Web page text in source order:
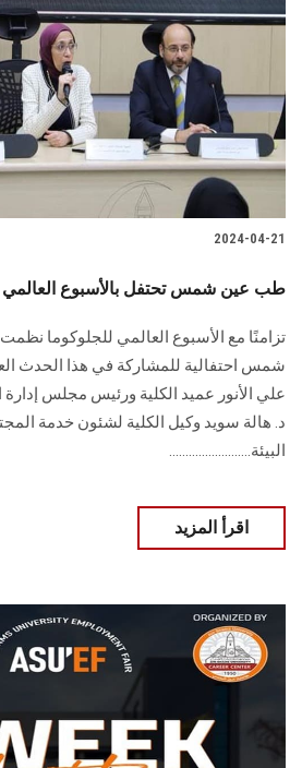
2024-04-21
طب عين شمس تحتفل بالأسبوع العالمي
تزامنًا مع الأسبوع العالمي للجلوكوما
شمس احتفالية للمشاركة في هذا الحدث
علي الأنور عميد الكلية ورئيس مجلس إدارة
د. هالة سويد وكيل الكلية لشئون خدمة
البيئة.........................
اقرأ المزيد